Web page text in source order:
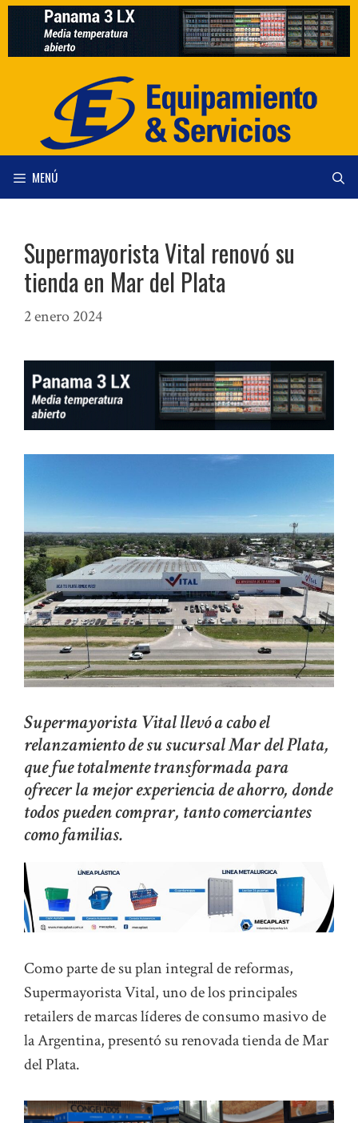
Saltar
contenido
MENÚ
Supermayorista Vital renovó su
tienda en Mar del Plata
2 enero 2024
Supermayorista Vital llevó a cabo el
relanzamiento de su sucursal Mar del Plata,
que fue totalmente transformada para
ofrecer la mejor experiencia de ahorro, donde
todos pueden comprar, tanto comerciantes
como familias.
Como parte de su plan integral de reformas,
Supermayorista Vital, uno de los principales
retailers de marcas líderes de consumo masivo de
la Argentina, presentó su renovada tienda de Mar
del Plata.